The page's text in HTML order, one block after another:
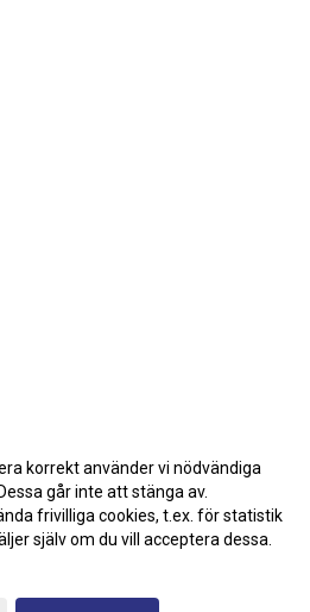
korrekt använder vi nödvändiga
går inte att stänga av.
frivilliga cookies, t.ex. för statistik
själv om du vill acceptera dessa.